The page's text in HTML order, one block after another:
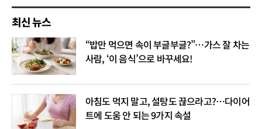
최신 뉴스
“밥만 먹으면 속이 부글부글?”…가스 잘 차는
사람, ‘이 음식’으로 바꾸세요!
아침도 먹지 말고, 설탕도 끊으라고?…다이어
트에 도움 안 되는 9가지 속설